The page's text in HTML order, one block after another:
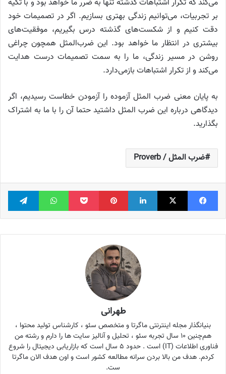
می‌کند که تکرار اشتباهات گذشته تنها به ضرر ما خواهد بود و با تکیه
بر تجربیات، می‌توانیم زندگی بهتری بسازیم. اگر در تصمیمات خود
دقت کنیم و از شکست‌های گذشته درس بگیریم، موفقیت‌های
بیشتری در انتظار ما خواهد بود. این ضرب‌المثل همچون چراغی
روشن در مسیر زندگی، ما را به سمت تصمیمات درست هدایت
می‌کند و از تکرار اشتباهات بازمی‌دارد.
به پایان معنی ضرب المثل آزموده را آزمودن خطاست رسیدیم، اگر
دیدگاهی درباره این ضرب المثل داشتید حتما آن را با ما به اشتراک
بگذارید.
ضرب المثل / Proverb
فیس بوک X لینکدین ‫پین‌ترست پاکت واتس آپ
طهرانی
بنیانگذار مجله اینترنتی ماگرتا و متخصص سئو ، کارشناس تولید محتوا ،
هم‌چنین ۱۰ سال تجربه سئو ، تحلیل و آنالیز سایت ها را دارم و رشته من
فناوری اطلاعات (IT) است . حدود ۵ سال است که بازاریابی دیجیتال را شروع
کردم. هدف من بالا بردن سرانه مطالعه کشور است و اون هدف الان ماگرتا
ست.